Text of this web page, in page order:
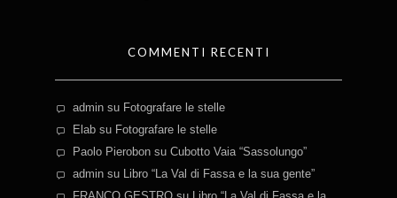
COMMENTI RECENTI
admin su Fotografare le stelle
Elab su Fotografare le stelle
Paolo Pierobon suCubotto Vaia “Sassolungo”
admin su Libro “La Val di Fassa e la sua gente”